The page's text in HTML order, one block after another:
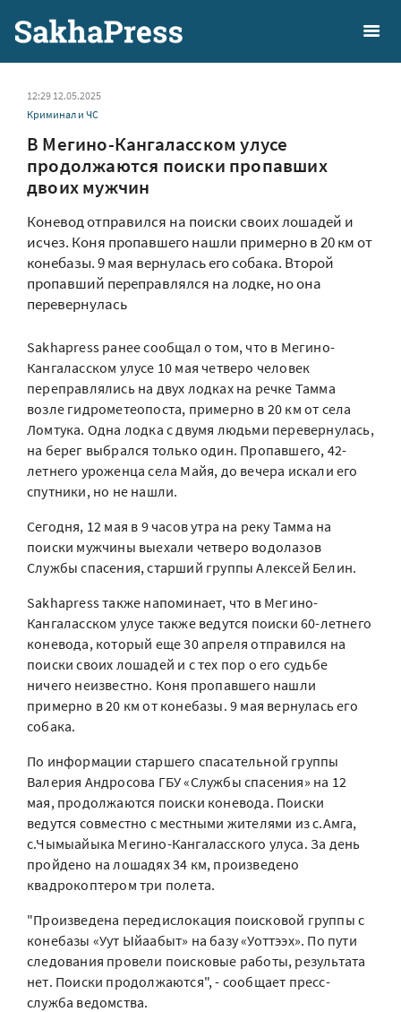
12:29 12.05.2025
Криминал и ЧС
В Мегино-Кангаласском улусе
продолжаются поиски пропавших
двоих мужчин
Коневод отправился на поиски своих лошадей и
исчез. Коня пропавшего нашли примерно в 20 км от
конебазы. 9 мая вернулась его собака. Второй
пропавший переправлялся на лодке, но она
перевернулась
Sakhapress ранее сообщал о том, что в Мегино-
Кангаласском улусе 10 мая четверо человек
переправлялись на двух лодках на речке Тамма
возле гидрометеопоста, примерно в 20 км от села
Ломтука. Одна лодка с двумя людьми перевернулась,
на берег выбрался только один. Пропавшего, 42-
летнего уроженца села Майя, до вечера искали его
спутники, но не нашли.
Сегодня, 12 мая в 9 часов утра на реку Тамма на
поиски мужчины выехали четверо водолазов
Службы спасения, старший группы Алексей Белин.
Sakhapress также напоминает, что в Мегино-
Кангаласском улусе также ведутся поиски 60-летнего
коневода, который еще 30 апреля отправился на
поиски своих лошадей и с тех пор о его судьбе
ничего неизвестно. Коня пропавшего нашли
примерно в 20 км от конебазы. 9 мая вернулась его
собака.
По информации старшего спасательной группы
Валерия Андросова ГБУ «Службы спасения» на 12
мая, продолжаются поиски коневода. Поиски
ведутся совместно с местными жителями из с.Амга,
с.Чымыайыка Мегино-Кангаласского улуса. За день
пройдено на лошадях 34 км, произведено
квадрокоптером три полета.
"Произведена передислокация поисковой группы с
конебазы «Уут Ыйаабыт» на базу «Уоттээх». По пути
следования провели поисковые работы, результата
нет. Поиски продолжаются", - сообщает пресс-
служба ведомства.